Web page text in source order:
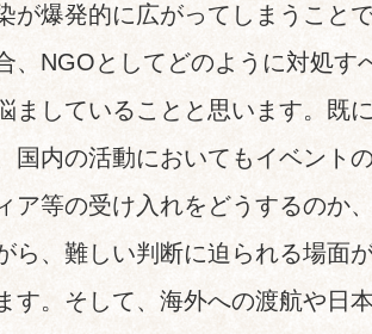
が爆発的に広がってしまうこと
、NGOとしてどのように対処す
ましていることと思います。既
国内の活動においてもイベント
ア等の受け入れをどうするのか
ら、難しい判断に迫られる場面
す。そして、海外への渡航や日